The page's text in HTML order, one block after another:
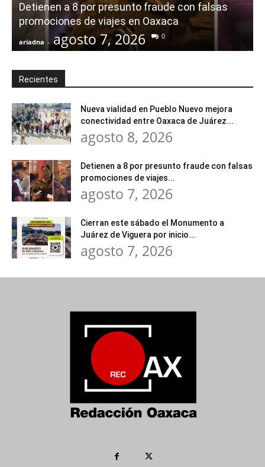
Detienen a 8 por presunto fraude con falsas
promociones de viajes en Oaxaca
ariadna - agosto 7, 2026 0
Recientes
Nueva vialidad en Pueblo Nuevo mejora
conectividad entre Oaxaca de Juárez...
agosto 8, 2026
Detienen a 8 por presunto fraude con falsas
promociones de viajes...
agosto 7, 2026
Cierran este sábado el Monumento a
Juárez de Viguera por inicio...
agosto 7, 2026